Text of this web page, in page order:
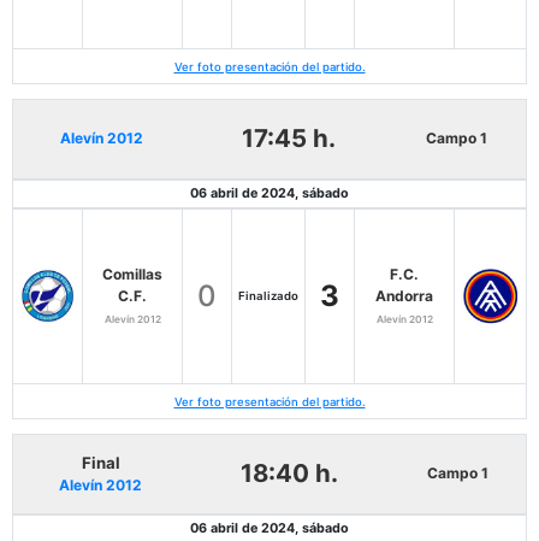
Ver foto presentación del partido.
Alevín 2012 17:45 h. Campo 1
06 abril de 2024, sábado
Comillas
C.F.
Alevín 2012
0 Finalizado 3
F.C.
Andorra
Alevín 2012
Ver foto presentación del partido.
Final
Alevín 2012 18:40 h. Campo 1
06 abril de 2024, sábado